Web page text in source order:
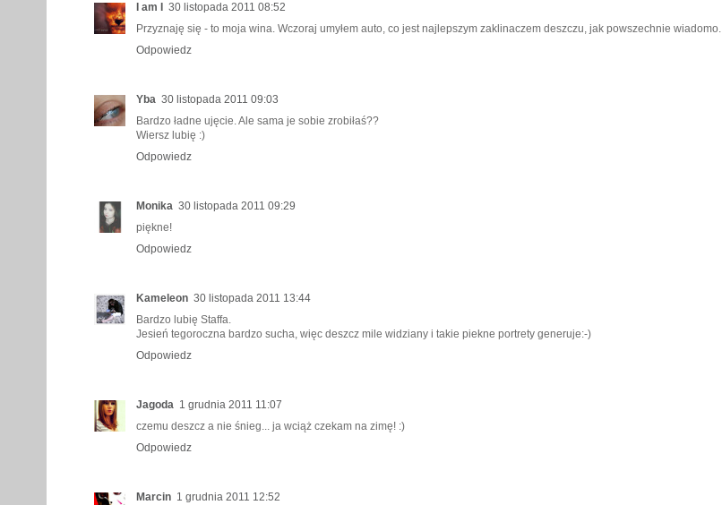
I am I
30 listopada 2011 08:52
Przyznaję się - to moja wina. Wczoraj umyłem auto, co jest najlepszym zaklinaczem deszczu, jak powszechnie wiadomo.
Odpowiedz
Yba 30 listopada 2011 09:03
Bardzo ładne ujęcie. Ale sama je sobie zrobiłaś??
Wiersz lubię :)
Odpowiedz
Monika 30 listopada 2011 09:29
piękne!
Odpowiedz
Kameleon 30 listopada 2011 13:44
Bardzo lubię Staffa.
Jesień tegoroczna bardzo sucha, więc deszcz mile widziany i takie piekne portrety generuje:-)
Odpowiedz
Jagoda 1 grudnia 2011 11:07
czemu deszcz a nie śnieg... ja wciąż czekam na zimę! :)
Odpowiedz
Marcin 1 grudnia 2011 12:52